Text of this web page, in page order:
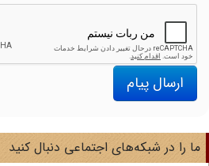
ارسال پیام
را در شبکه‌های اجتماعی دنبال کنید